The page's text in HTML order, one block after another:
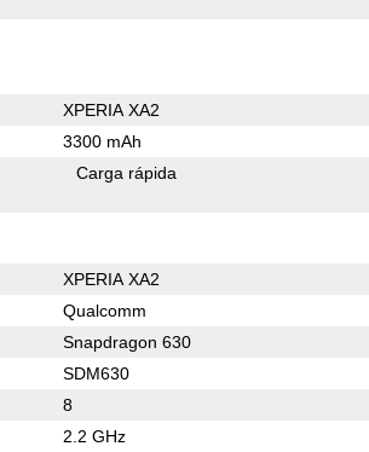
XPERIA XA2
3300 mAh
Carga rápida
XPERIA XA2
Qualcomm
Snapdragon 630
SDM630
8
2.2 GHz